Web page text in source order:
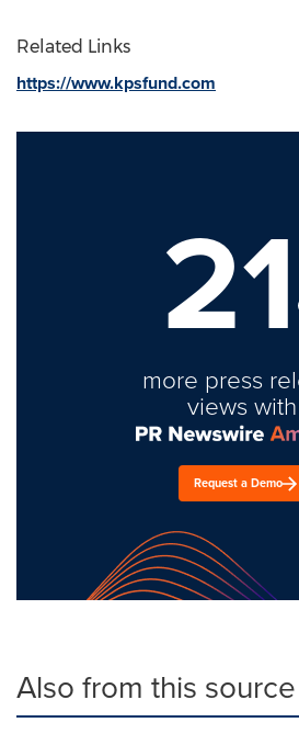
Related Links
https://www.kpsfund.com
21
more press
views with
Request a Demo
Also from this source